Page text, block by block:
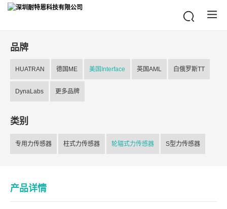
品牌
HUATRAN 德国ME 美国Interface 英国AML 白俄罗斯TT
DynaLabs 更多品牌
类别
专用力传感器 柱式力传感器 轮辐式力传感器 S型力传感器
产品详情